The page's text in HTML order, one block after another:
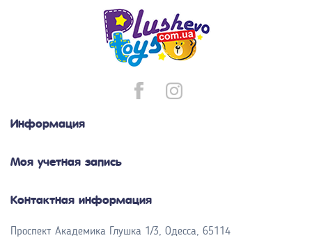
Информация
Моя учетная запись
Контактная информация
Проспект Академика Глушка 1/3, Одесса, 65114